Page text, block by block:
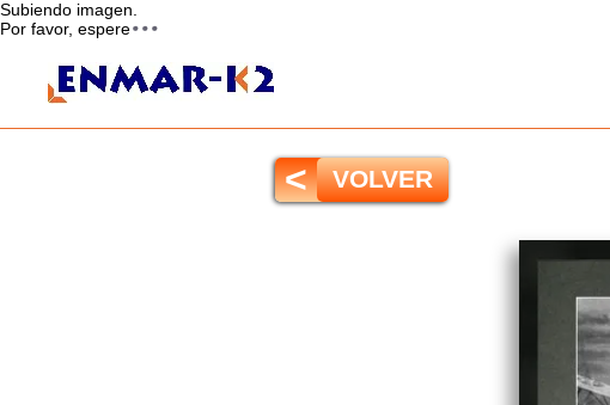
Subiendo imagen.
Por favor, espere
< VOLVER